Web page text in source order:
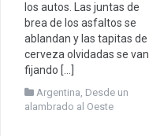
los autos. Las juntas de
brea de los asfaltos se
ablandan y las tapitas de
cerveza olvidadas se van
fijando […]
Argentina, Desde un
alambrado al Oeste